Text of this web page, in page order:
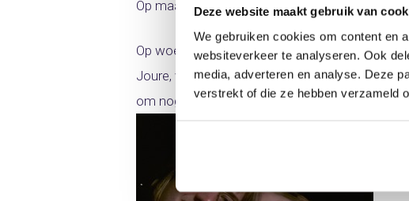
Deze website maakt gebruik van
We gebruiken cookies om content en
websiteverkeer te analyseren. Ook
media, adverteren en analyse. Deze
verstrekt of die ze hebben verzameld
Op maandag 23 december geef ik een
Op woensdag 25 december, eerste kerstdag,
Joure, voor het derde achtereenvolgende jaar.
om nog een kerstconcert te geven in een